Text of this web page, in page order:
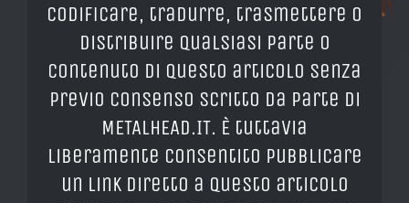
codificare, tradurre, trasmettere o
distribuire qualsiasi parte o
contenuto di questo articolo senza
previo consenso scritto da parte di
METALHEAD.IT. È tuttavia
liberamente consentito pubblicare
un link diretto a questo articolo